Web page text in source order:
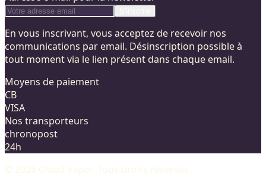
En vous inscrivant, vous acceptez de recevoir nos
communications par email. Désinscription possible à
tout moment via le lien présent dans chaque email.
Moyens de paiement
CB
VISA
Nos transporteurs
chronopost
24h
© 2026 Cloud Vapor. Tous droits réservés.